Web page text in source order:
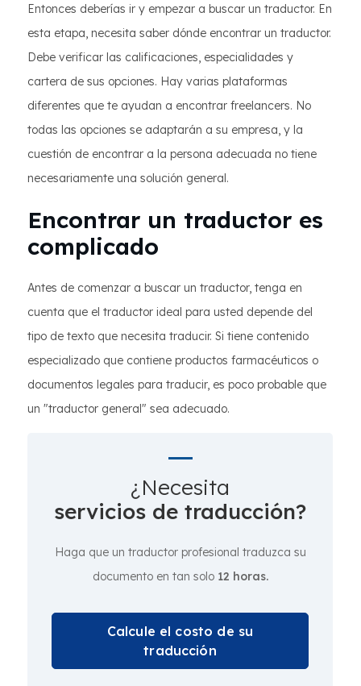
Entonces deberías ir y empezar a buscar un traductor. En
esta etapa, necesita saber dónde encontrar un traductor.
Debe verificar las calificaciones, especialidades y
cartera de sus opciones. Hay varias plataformas
diferentes que te ayudan a encontrar freelancers. No
todas las opciones se adaptarán a su empresa, y la
cuestión de encontrar a la persona adecuada no tiene
necesariamente una solución general.
Encontrar un traductor es
complicado
Antes de comenzar a buscar un traductor, tenga en
cuenta que el traductor ideal para usted depende del
tipo de texto que necesita traducir. Si tiene contenido
especializado que contiene productos farmacéuticos o
documentos legales para traducir, es poco probable que
un "traductor general" sea adecuado.
¿Necesita
servicios de traducción?
Haga que un traductor profesional traduzca su
documento en tan solo 12 horas.
Calcule el costo de su
traducción